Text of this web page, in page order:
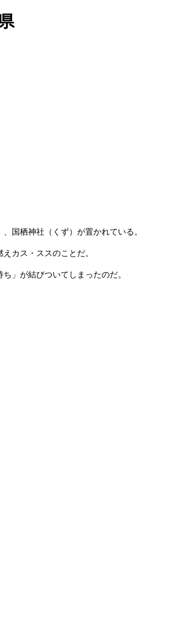
国栖神社（くず）が置かれている。
カス・ススのことだ。
」が結びついてしまったのだ。